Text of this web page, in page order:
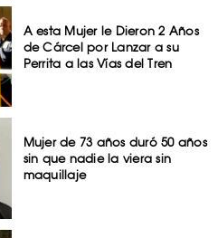
A esta Mujer le Dieron 2 Años
de Cárcel por Lanzar a su
Perrita a las Vías del Tren
Mujer de 73 años duró 50 años
sin que nadie la viera sin
maquillaje